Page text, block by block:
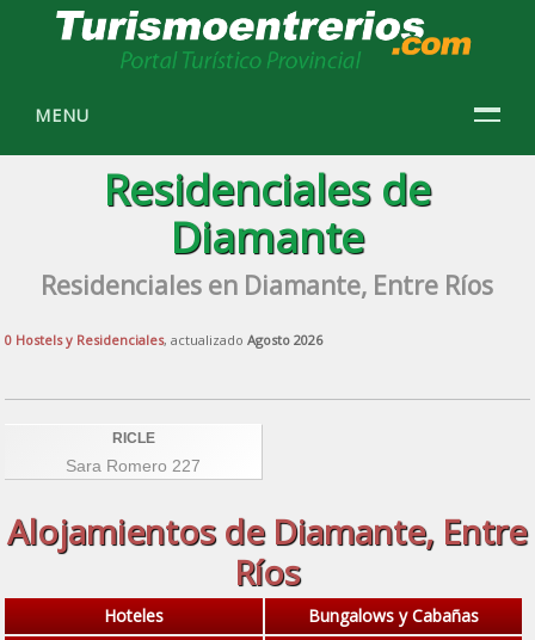
MENU
Residenciales de
Diamante
Residenciales en Diamante, Entre Ríos
0 Hostels y Residenciales, actualizadoAgosto 2026
RICLE
Sara Romero 227
Alojamientos de Diamante, Entre
Ríos
Hoteles
Bungalows y Cabañas